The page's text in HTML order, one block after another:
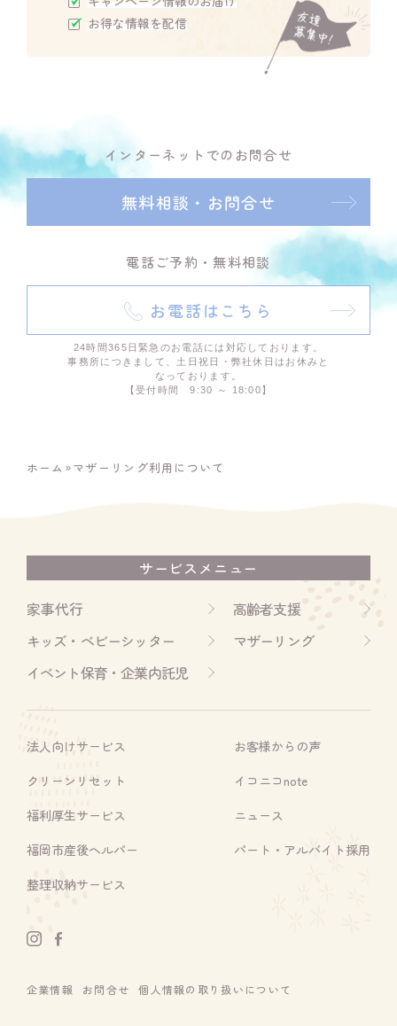
お得な情報を配信
インターネットでのお問合せ
無料相談・お問合せ
電話ご予約・無料相談
お電話はこちら
24時間365日緊急のお電話には対応しております。
事務所につきまして、土日祝日・弊社休日はお休みと
なっております。
【受付時間 9:30 ～ 18:00】
ホーム »マザーリング利用について
サービスメニュー
家事代行
高齢者支援
キッズ・ベビーシッター
マザーリング
イベント保育・企業内託児
法人向けサービス
クリーンリセット
福利厚生サービス
福岡市産後ヘルパー
整理収納サービス
お客様からの声
イコニコnote
ニュース
パート・アルバイト採用
企業情報 お問合せ 個人情報の取り扱いについて